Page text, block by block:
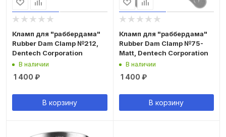
Кламп для "раббердама"
Rubber Dam Clamp №212,
Dentech Corporation
В наличии
1 400 ₽
В корзину
Кламп для "раббердама"
Rubber Dam Clamp №75-
Matt, Dentech Corporation
В наличии
1 400 ₽
В корзину